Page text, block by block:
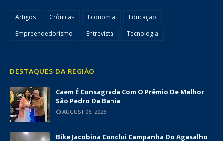
Artigos Crônicas Economia
Educação
Empreendedorismo
Entrevista Tecnologia
DESTAQUES DA REGIÃO
Caem É Consagrada Com O Prêmio De Melhor
São Pedro Da Bahia
AUGUST 06, 2026
Bike Jacobina Conclui Campanha Do Agasalho